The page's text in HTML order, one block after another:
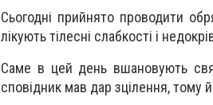
Сьогодні прийнято проводити
лікують тілесні слабкості і
Саме в цей день вшановують
сповідник мав дар зцілення, тому